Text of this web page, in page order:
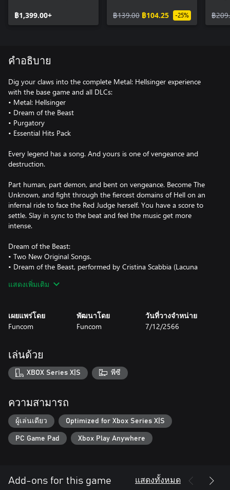
฿1,399.00+
฿139.00 ฿104.25 -25% ฿
คำอธิบาย
Dig your claws into the complete Metal: Hellsinger experience
with the base game and all DLCs:
• Metal: Hellsinger
• Dream of the Beast
• Purgatory
• Essential Hits Pack
Every legend has a song. And yours is one of vengeance and
destruction.
Part human, part demon, and bent on vengeance. Become The
Unknown, and fight through the fiercest domains of Hell on an
infernal ride to face the Red Judge herself. You have a score to
settle. Slay in sync to the beat and feel the music get more
intense.
Dream of the Beast:
• Two New Original Songs.
• Dream of the Beast, performed by Cristina Scabbia (Lacuna
• Leviathan, performed by Will Ramos (Lorna Shore).
• Three outfits with passive effects.
• Three new original songs.
• Goodbye, My Morning Star performed by Matt Heafy (Trivium).
• Swallow the Fire performed by Melissa Bonny (Ad Infinitum).
• Mouth of Hell performed by Joe Bad (Fit for an Autopsy).
bow.
Essential Hits Pack:
• Gorillaz – Feel Good Inc.
• DVBBS & Borgeous – Tsunami
แสดงเพิ่มเติม
เผยแพร่โดย
Funcom
พัฒนาโดย
Funcom
วันที่วางจำหน่าย
7/12/2566
เล่นด้วย
XBOX Series X|S พีซี
ความสามารถ
ผู้เล่นเดียว Optimized for Xbox Series X|S
PC Game Pad Xbox Play Anywhere
Add-ons for this game แสดงทั้งหมด